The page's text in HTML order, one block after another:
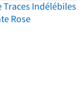
Traces Indélébiles
Rose